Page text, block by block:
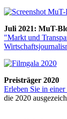
Juli 2021: MuT-
"Markt und
Preisträger 2020
Erleben Sie in
die 2020